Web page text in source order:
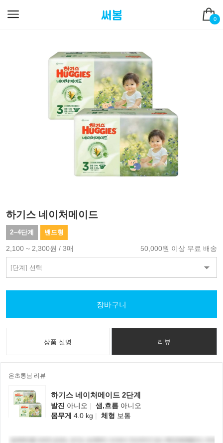
0
하기스 네이처메이드
2~4단계 밴드형
2,100 ~ 2,300원 / 3매 50,000원 이상 무료 배송
장바구니
상품 설명 리뷰
은초롱님 리뷰
하기스 네이처메이드 2단계
발진 아니오 | 샘,흐름 아니오
몸무게 4.0 kg | 체형 보통